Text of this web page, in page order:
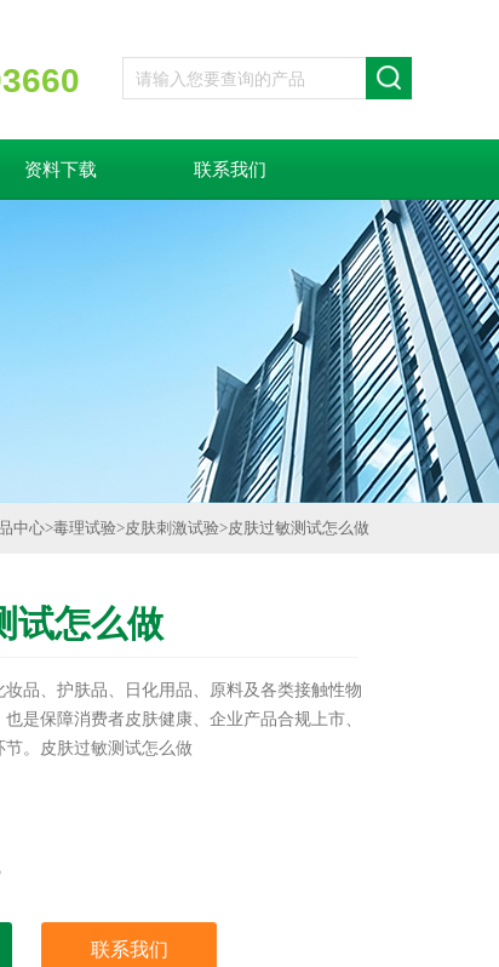
资料下载 联系我们
中心>毒理试验>皮肤刺激试验>皮肤过敏测试怎么做
试怎么做
品、护肤品、日化用品、原料及各类接触性物
是保障消费者皮肤健康、企业产品合规上市、
。皮肤过敏测试怎么做
联系我们